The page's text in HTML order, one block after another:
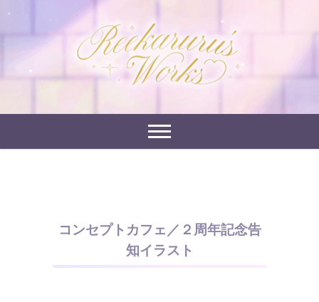
れーかるる's
works
れーかるるの運営するイラストポートフォリオサイ
トです。
コンセプトカフェ／２周年記念告
知イラスト